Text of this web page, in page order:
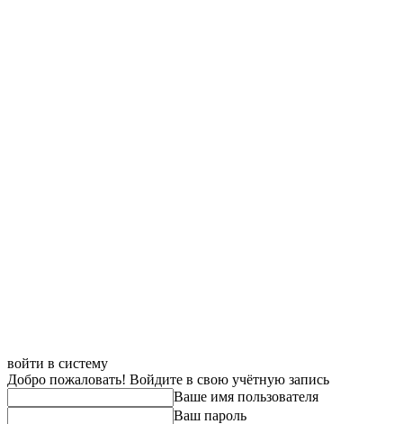
войти в систему
Добро пожаловать! Войдите в свою учётную запись
Ваше имя пользователя
Ваш пароль